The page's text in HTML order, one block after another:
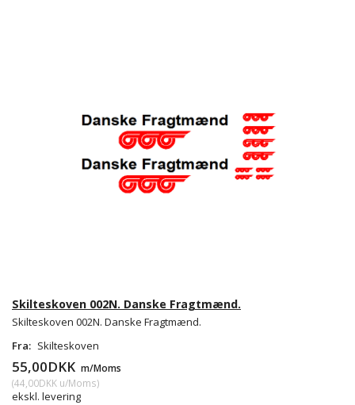
Skilteskoven 002N. Danske Fragtmænd.
Skilteskoven 002N. Danske Fragtmænd.
Fra: Skilteskoven
55,00DKK m/Moms
(44,00DKK u/Moms)
ekskl. levering